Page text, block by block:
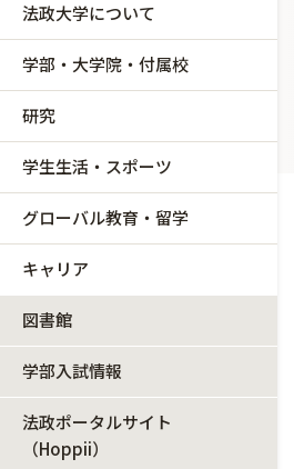
法政大学について
学部・大学院・付属校
研究
学生生活・スポーツ
グローバル教育・留学
キャリア
図書館
学部入試情報
法政ポータルサイト
（Hoppii）